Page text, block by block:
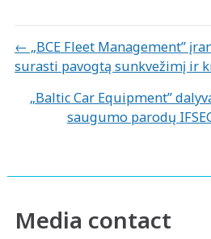
Posts
navigation
← „BCE Fleet Management”
surasti pavogtą sunkvežimį ir
„Baltic Car Equipment”
saugumo parodų
Media contact